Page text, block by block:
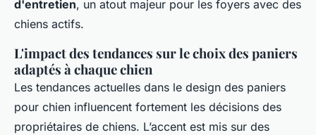
d'entretien, un atout majeur pour les foyers avec des
chiens actifs.
L'impact des tendances sur le choix des paniers
adaptés à chaque chien
Les tendances actuelles dans le design des paniers
pour chien influencent fortement les décisions des
propriétaires de chiens. L’accent est mis sur des